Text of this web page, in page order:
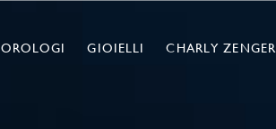
OROLOGI GIOIELLI CHARLY ZENGER